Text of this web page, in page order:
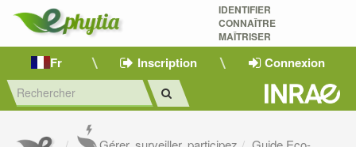
IDENTIFIER
CONNAÎTRE
MAÎTRISER
Fr Inscription Connexion